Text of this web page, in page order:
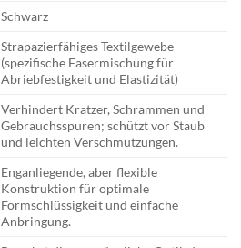
Schwarz
Strapazierfähiges Textilgewebe
(spezifische Fasermischung für
Abriebfestigkeit und Elastizität)
Verhindert Kratzer, Schrammen und
Gebrauchsspuren; schützt vor Staub
und leichten Verschmutzungen.
Enganliegende, aber flexible
Konstruktion für optimale
Formschlüssigkeit und einfache
Anbringung.